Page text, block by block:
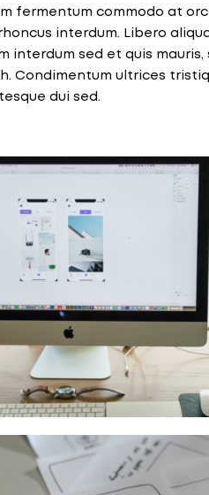
fermentum commodo at
interdum. Libero
interdum sed et quis
Condimentum ultrices
dui sed.